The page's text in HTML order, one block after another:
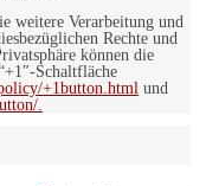
weitere Verarbeitung und
Rechte und
können die
Schaltfläche
+1button.html und
.